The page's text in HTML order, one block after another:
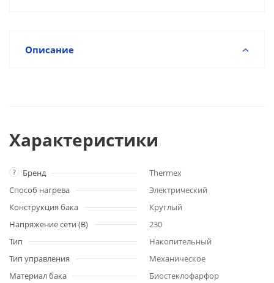
Описание
Характеристики
? Бренд
Thermex
Способ нагрева
Электрический
Конструкция бака
Круглый
Напряжение сети (В)
230
Тип
Накопительный
Тип управления
Механическое
Материал бака
Биостеклофарфор